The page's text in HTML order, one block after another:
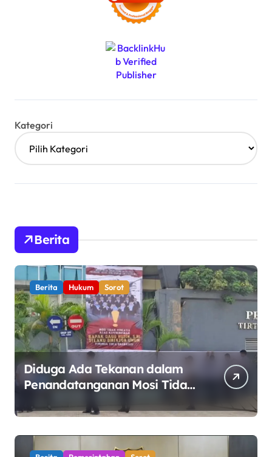
Kategori
Berita
Berita Hukum Sorot
Diduga Ada Tekanan dalam
Penandatanganan Mosi Tidak
Polemik Perumda Tirta
Bhagasasi Diusut Objektif